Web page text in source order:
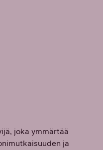
joka ymmärtää
ja